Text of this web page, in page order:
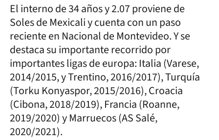
El interno de 34 años y 2.07 proviene de
Soles de Mexicali y cuenta con un paso
reciente en Nacional de Montevideo. Y se
destaca su importante recorrido por
importantes ligas de europa: Italia (Varese,
2014/2015, y Trentino, 2016/2017), Turquía
(Torku Konyaspor, 2015/2016), Croacia
(Cibona, 2018/2019), Francia (Roanne,
2019/2020) y Marruecos (AS Salé,
2020/2021).